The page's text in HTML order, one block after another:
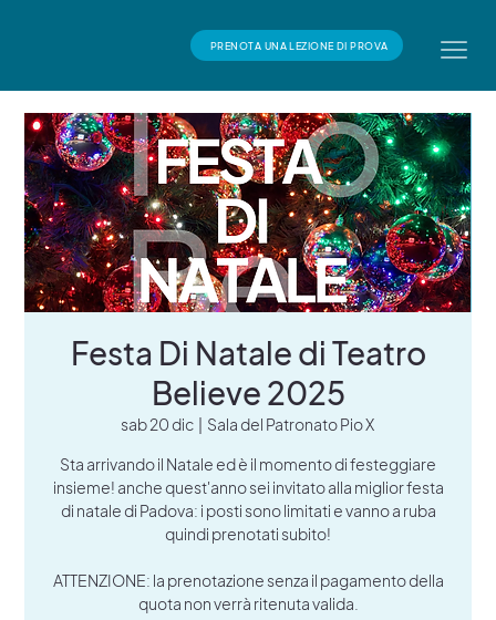
PRENOTA UNA LEZIONE DI PROVA
Festa Di Natale di Teatro
Believe 2025
sab 20 dic
  |
Sala del Patronato Pio X
Sta arrivando il Natale ed è il momento di festeggiare
insieme! anche quest'anno sei invitato alla miglior festa
di natale di Padova: i posti sono limitati e vanno a ruba
quindi prenotati subito!
ATTENZIONE: la prenotazione senza il pagamento della
quota non verrà ritenuta valida.